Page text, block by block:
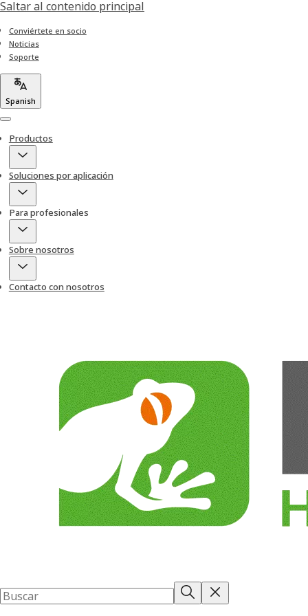
Saltar al contenido principal
Conviértete en socio
Noticias
Soporte
Spanish
Menu
Productos
Soluciones por aplicación
Para profesionales
Sobre nosotros
Contacto con nosotros